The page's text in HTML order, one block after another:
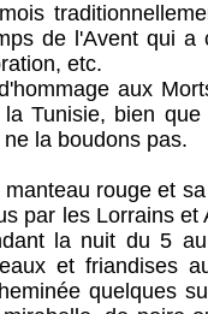
de l'Avent qui a
etc.
aux
Tunisie, bien
la boudons pas.
rouge et sa
par les Lorrains et
la nuit du 5
et friandises
quelques